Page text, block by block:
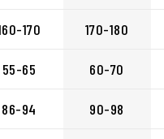
170 170-180
55-65 60-70
86-94 90-98